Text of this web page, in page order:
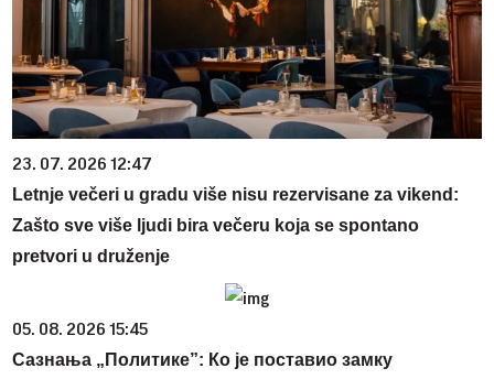
23. 07. 2026 12:47
Letnje večeri u gradu više nisu rezervisane za vikend:
Zašto sve više ljudi bira večeru koja se spontano
pretvori u druženje
05. 08. 2026 15:45
Сазнања „Политике”: Ко је поставио замку